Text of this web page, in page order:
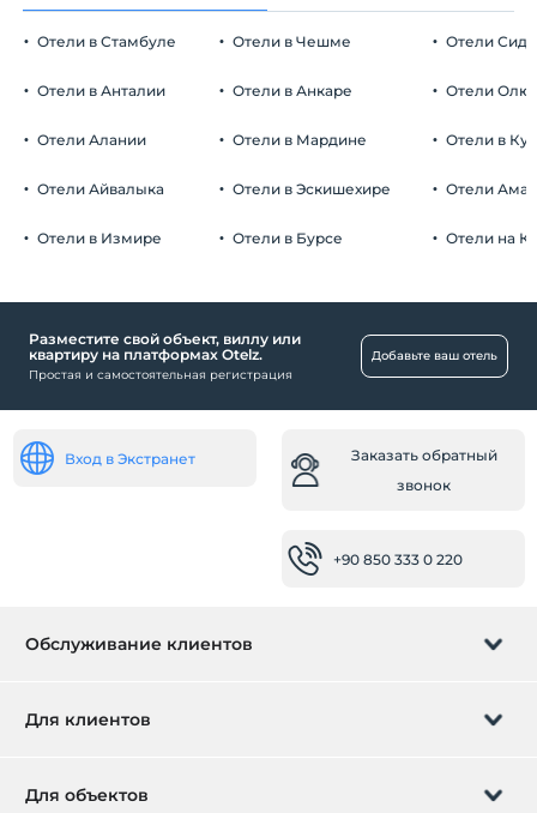
Парковка (на территории)
Факс / ксерокопия
Транспорт
Трансфер из аэропорта (платно)
Обогрев
Лаунж
Семейные комнаты
Номера для некурящих
номера для некурящих
Дети
Плата за 1 ребенка (детей) в возрасте до 6 на номер не
взимается.
Отели в Стамбуле
Отели в Анталии
Отели Алании
Отели Айвалыка
Отели в Измире
Отели в Чешме
Отели в Анкаре
Отели в Мардине
Отели в Эскишехире
Отели в Бурсе
Отели Сиде
Отели
Отели в
Отели
Отели на
Разместите свой объект, виллу или
квартиру на платформах Otelz.
Простая и самостоятельная регистрация
Добавьте ваш отель
Вход в Экстранет
Заказать обратный
звонок
+90 850 333 0 220
Обслуживание клиентов
Для клиентов
Подарочная карта
Для объектов